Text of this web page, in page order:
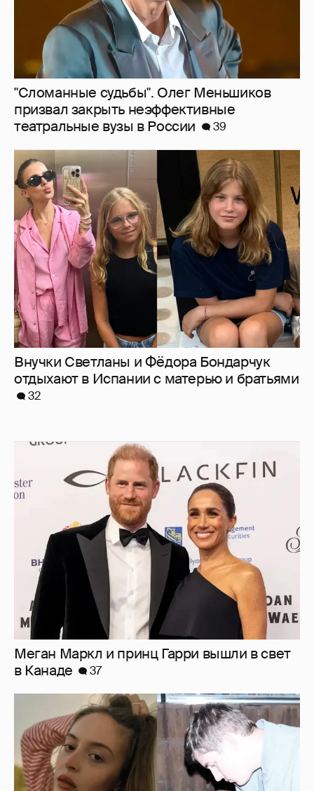
Внучки Светланы и Фёдора Бондарчук
отдыхают в Испании с матерью и братьями
32
Меган Маркл и принц Гарри вышли в свет
в Канаде
Внучка Никиты Михалкова Наталья с
мужем и сыном отдыхает на яхте